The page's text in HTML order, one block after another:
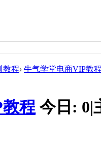
教程› 牛气学堂电商VIP教
程 今日: 0|